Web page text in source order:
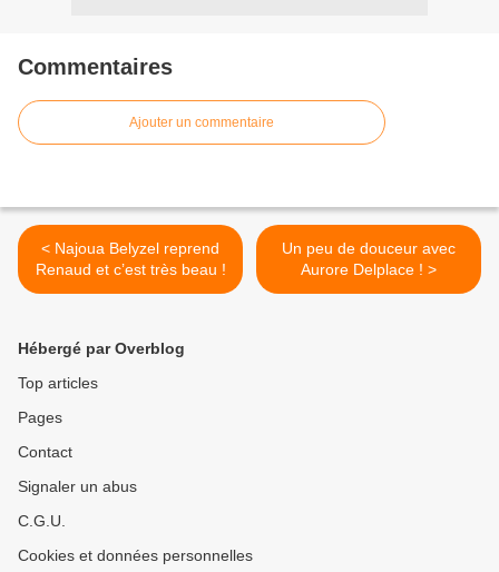
Commentaires
Ajouter un commentaire
< Najoua Belyzel reprend
Renaud et c’est très beau !
Un peu de douceur avec
Aurore Delplace ! >
Hébergé par Overblog
Top articles
Pages
Contact
Signaler un abus
C.G.U.
Cookies et données personnelles